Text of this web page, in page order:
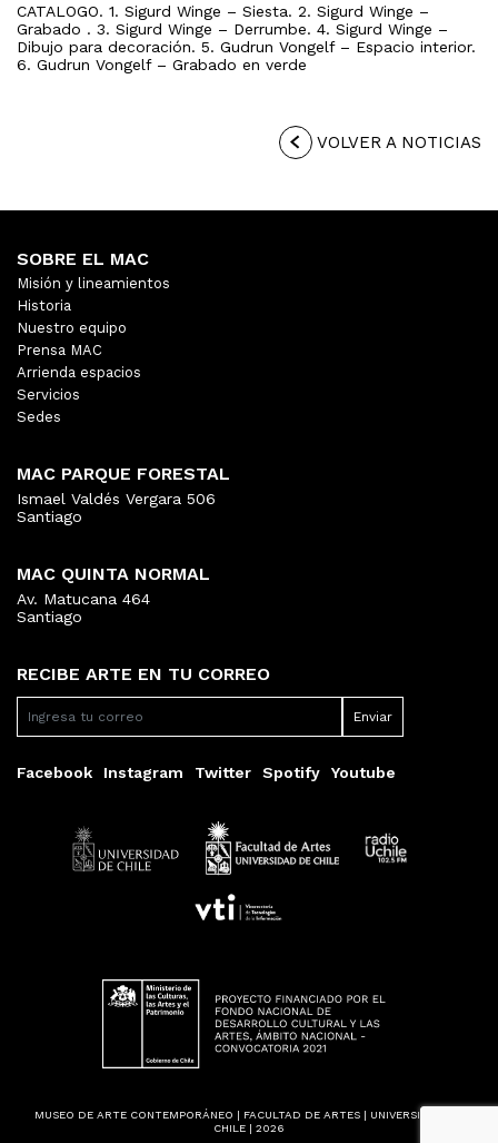
CATALOGO. 1. Sigurd Winge – Siesta. 2. Sigurd Winge –
Grabado . 3. Sigurd Winge – Derrumbe. 4. Sigurd Winge –
Dibujo para decoración. 5. Gudrun Vongelf – Espacio interior.
6. Gudrun Vongelf – Grabado en verde
VOLVER A NOTICIAS
RECIBE ARTE EN TU CORREO
Facebook Instagram Twitter Spotify Youtube
SOBRE EL MAC
Misión y lineamientos
Historia
Nuestro equipo
Prensa MAC
Arrienda espacios
Servicios
Sedes
MAC PARQUE FORESTAL
Ismael Valdés Vergara 506
Santiago
MAC QUINTA NORMAL
Av. Matucana 464
Santiago
MUSEO DE ARTE CONTEMPORÁNEO | FACULTAD DE ARTES | UNIVERSIDAD DE
CHILE | 2026